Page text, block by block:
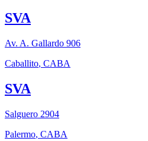
SVA
Av. A. Gallardo 906
Caballito, CABA
SVA
Salguero 2904
Palermo, CABA